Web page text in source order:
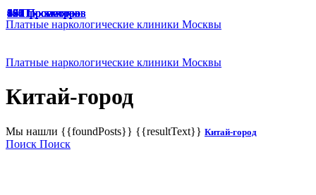
Платные наркологические клиники Москвы
Платные наркологические клиники Москвы
Китай-город
Мы нашли {{foundPosts}} {{resultText}} Китай-город
Поиск Поиск
49 Просмотров
47 Просмотров
33 Просмотра
65 Просмотров
67 Просмотров
166 Просмотров
125 Просмотров
136 Просмотров
187 Просмотров
174 Просмотра
129 Просмотров
191 Просмотр
94 Просмотра
45 Просмотров
48 Просмотров
104 Просмотра